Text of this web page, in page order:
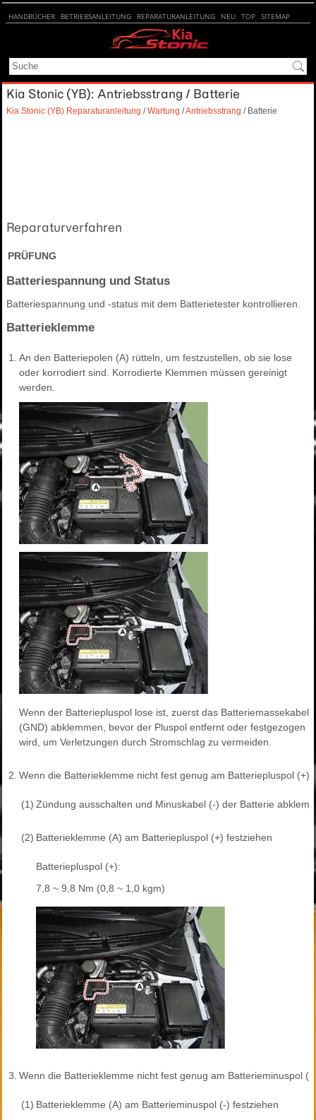
HANDBÜCHER BETRIEBSANLEITUNG REPARATURANLEITUNG NEU TOP SITEMAP
Kia Stonic (YB): Antriebsstrang / Batterie
Kia Stonic (YB) Reparaturanleitung /Wartung /Antriebsstrang / Batterie
Reparaturverfahren
PRÜFUNG
Batteriespannung und Status
Batteriespannung und -status mit dem Batterietester kontrollieren.
Batterieklemme
1.
An den Batteriepolen (A) rütteln, um festzustellen, ob sie lose
oder korrodiert sind. Korrodierte Klemmen müssen gereinigt
werden.
Wenn der Batteriepluspol lose ist, zuerst das Batteriemassekabel
(GND) abklemmen, bevor der Pluspol entfernt oder festgezogen
wird, um Verletzungen durch Stromschlag zu vermeiden.
2. Wenn die Batterieklemme nicht fest genug am Batteriepluspol (+)
(1) Zündung ausschalten und Minuskabel (-) der Batterie
(2) Batterieklemme (A) am Batteriepluspol (+) festziehen
Batteriepluspol (+):
7,8 ~ 9,8 Nm (0,8 ~ 1,0 kgm)
3. Wenn die Batterieklemme nicht fest genug am Batterieminuspol (-
(1) Batterieklemme (A) am Batterieminuspol (-) festziehen